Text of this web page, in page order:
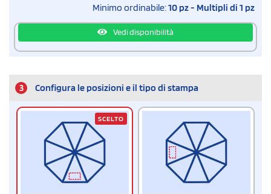
Minimo ordinabile:10 pz - Multipli di 1 pz
Vedi disponibilità
3 Configura le posizioni e il tipo di stampa
SCELTO